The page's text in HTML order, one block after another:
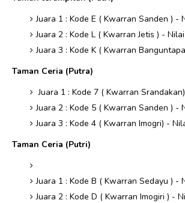
⁠Juara 1 : Kode E ( Kwarran Sanden ) -
⁠Juara 2 : Kode L ( Kwarran Jetis ) -
⁠Juara 3 : Kode K ( Kwarran
Taman Ceria (Putra)
⁠Juara 1 : Kode 7 ( Kwarran
⁠Juara 2 : Kode 5 ( Kwarran Sanden ) -
⁠Juara 3 : Kode 4 ( Kwarran Imogri) -
Taman Ceria (Putri)
Juara 1 : Kode B ( Kwarran Sedayu ) -
⁠Juara 2 : Kode D ( Kwarran Imogiri ) -